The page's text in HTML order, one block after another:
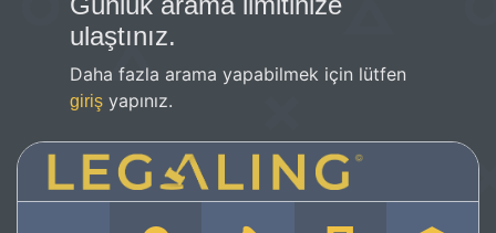
ulaştınız.
Daha fazla arama yapabilmek için lütfen
giriş yapınız.